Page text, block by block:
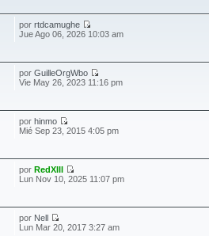
porrtdcamughe
Jue Ago 06, 2026 10:03 am
porGuilleOrgWbo
Vie May 26, 2023 11:16 pm
porhinmo
Mié Sep 23, 2015 4:05 pm
porRedXIII
Lun Nov 10, 2025 11:07 pm
por Nell
Lun Mar 20, 2017 3:27 am